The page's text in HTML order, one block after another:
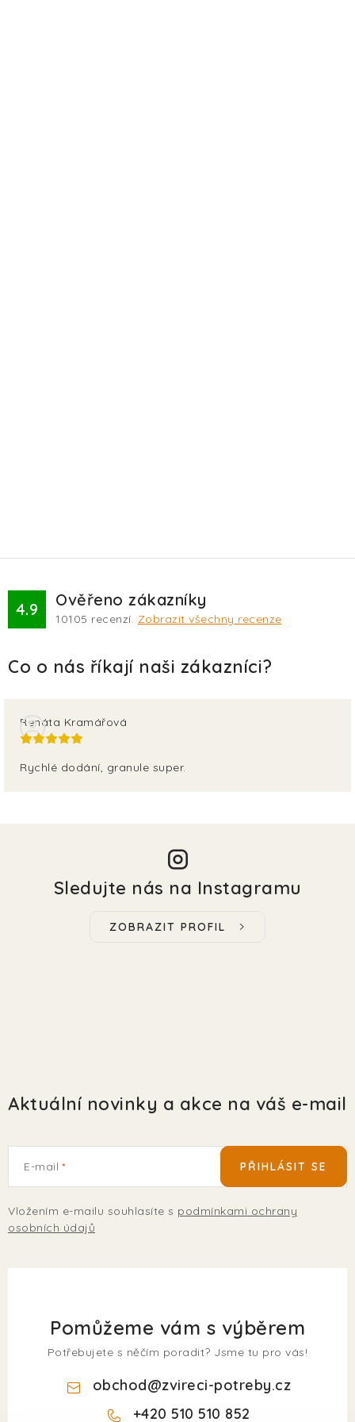
4.9 Ověřeno zákazníky
10105 recenzí. Zobrazit všechny recenze
Renáta Kramářová
Rychlé dodání, granule super.
Sledujte nás na Instagramu
ZOBRAZIT PROFIL
Aktuální novinky a akce na váš e-mail
E-mail
Vložením e-mailu souhlasíte s podmínkami ochrany
osobních údajů
PŘIHLÁSIT SE
Pomůžeme vám s výběrem
Potřebujete s něčím poradit? Jsme tu pro vás!
obchod@zvireci-potreby.cz
+420 510 510 852